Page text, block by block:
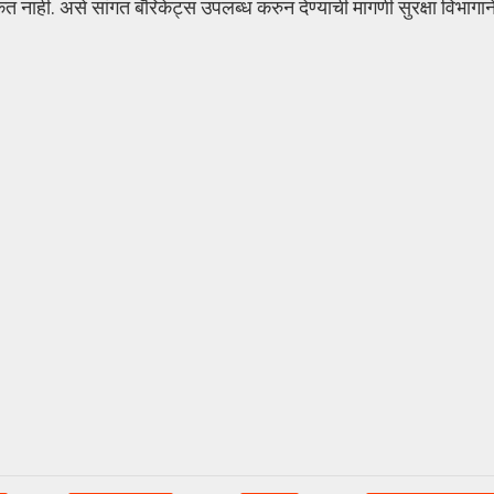
असे सांगत बॅरिकेट्स उपलब्ध करुन देण्याची मागणी सुरक्षा